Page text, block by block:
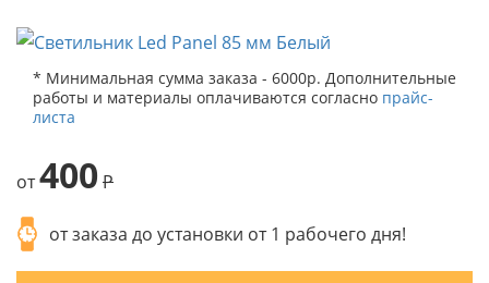
* Минимальная сумма заказа - 6000р. Дополнительные
работы и материалы оплачиваются согласно прайс-
листа
от400 P
от заказа до установки от 1 рабочего дня!